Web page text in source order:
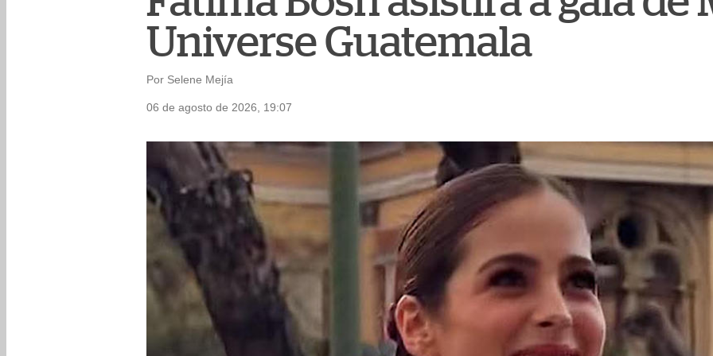
Universe Guatemala
Por Selene Mejía
06 de agosto de 2026, 19:07